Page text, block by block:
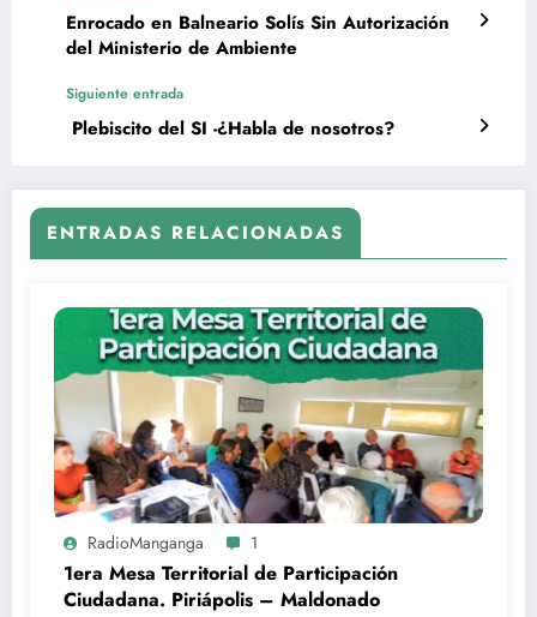
Enrocado en Balneario Solís Sin Autorización
del Ministerio de Ambiente
Siguiente entrada
Plebiscito del SI -¿Habla de nosotros?
ENTRADAS RELACIONADAS
RadioManganga 1
1era Mesa Territorial de Participación
Ciudadana. Piriápolis – Maldonado